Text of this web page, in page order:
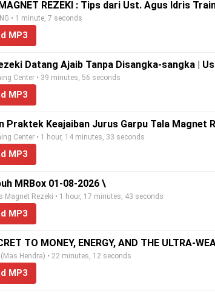
REZEKI : Tips dari Ust. Agus Idris
• 1 minute, 7 seconds
MP3
Datang Ajaib Tanpa Disangka-sangka |
Center • 39 minutes, 56 seconds
MP3
Praktek Keajaiban Jurus Garpu Tala Magnet
Center • 1 hour, 14 minutes, 33 seconds
MP3
MRBox 01-08-2026 \
Rezeki • 1 hour, 17 minutes, 43 seconds
MP3
TO MONEY, ENERGY, AND THE ULTRA-
Hendra) • 22 minutes, 12 seconds
MP3